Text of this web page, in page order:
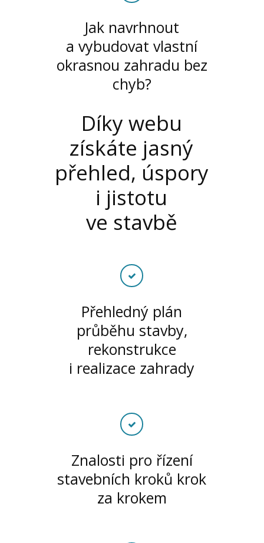
Jak navrhnout
a vybudovat vlastní
okrasnou zahradu bez
chyb?
Díky webu
získáte jasný
přehled, úspory
i jistotu
ve stavbě
Přehledný plán
průběhu stavby,
rekonstrukce
i realizace zahrady
Znalosti pro řízení
stavebních kroků krok
za krokem